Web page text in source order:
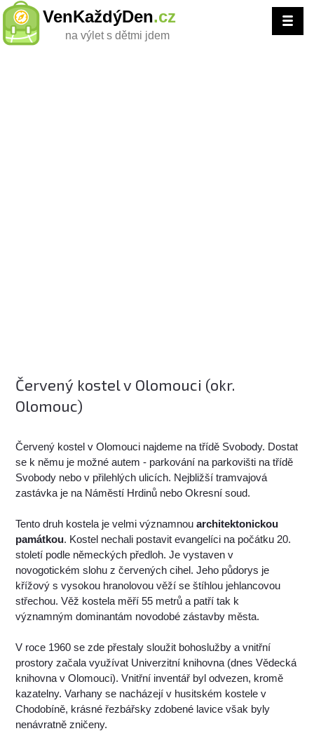
VenKaždýDen.cz
na výlet s dětmi jdem
Červený kostel v Olomouci (okr.
Olomouc)
Červený kostel v Olomouci najdeme na třídě Svobody. Dostat
se k němu je možné autem - parkování na parkovišti na třídě
Svobody nebo v přilehlých ulicích. Nejbližší tramvajová
zastávka je na Náměstí Hrdinů nebo Okresní soud.
Tento druh kostela je velmi významnouarchitektonickou
památkou. Kostel nechali postavit evangelíci na počátku 20.
století podle německých předloh. Je vystaven v
novogotickém slohu z červených cihel. Jeho půdorys je
křížový s vysokou hranolovou věží se štíhlou jehlancovou
střechou. Věž kostela měří 55 metrů a patří tak k
významným dominantám novodobé zástavby města.
V roce 1960 se zde přestaly sloužit bohoslužby a vnitřní
prostory začala využívat Univerzitní knihovna (dnes Vědecká
knihovna v Olomouci). Vnitřní inventář byl odvezen, kromě
kazatelny. Varhany se nacházejí v husitském kostele v
Chodobíně, krásné řezbářsky zdobené lavice však byly
nenávratně zničeny.